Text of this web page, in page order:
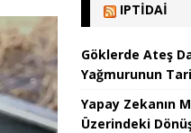
IPTIDAI
Göklerde Ateş
Yağmurunun
Yapay Zekanın
Üzerindeki